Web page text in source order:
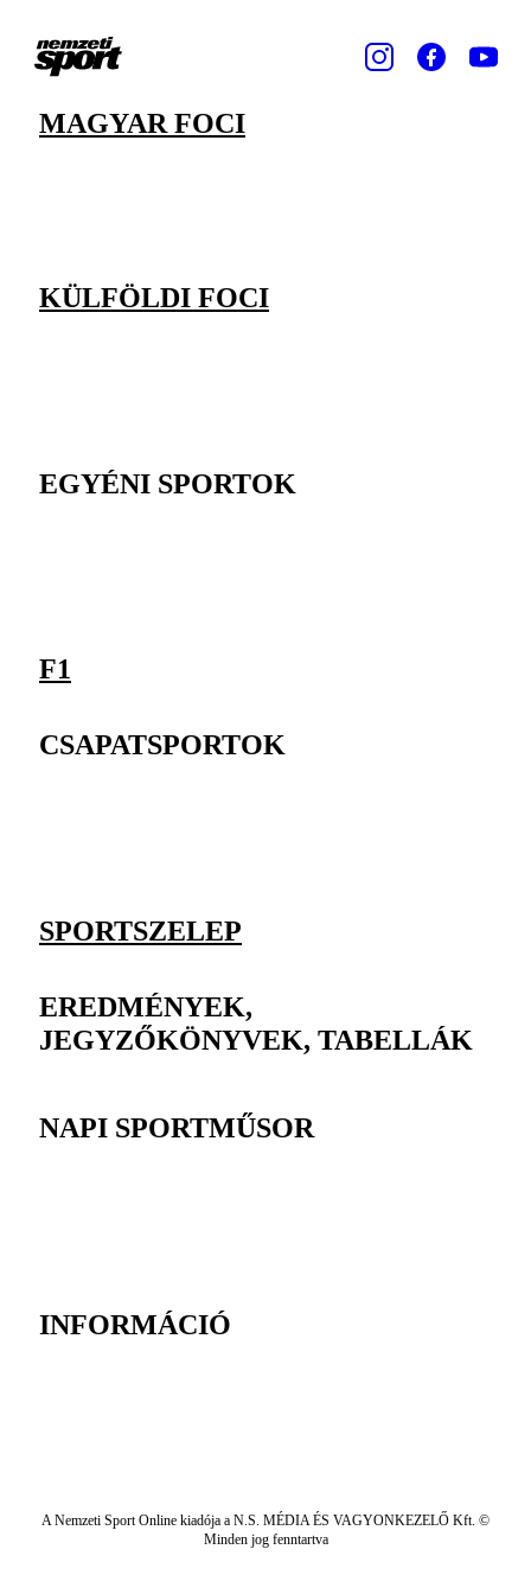
MAGYAR FOCI
KÜLFÖLDI FOCI
EGYÉNI SPORTOK
F1
CSAPATSPORTOK
SPORTSZELEP
EREDMÉNYEK,
JEGYZŐKÖNYVEK, TABELLÁK
NAPI SPORTMŰSOR
INFORMÁCIÓ
A Nemzeti Sport Online kiadója a N.S. MÉDIA ÉS VAGYONKEZELŐ Kft. ©
Minden jog fenntartva